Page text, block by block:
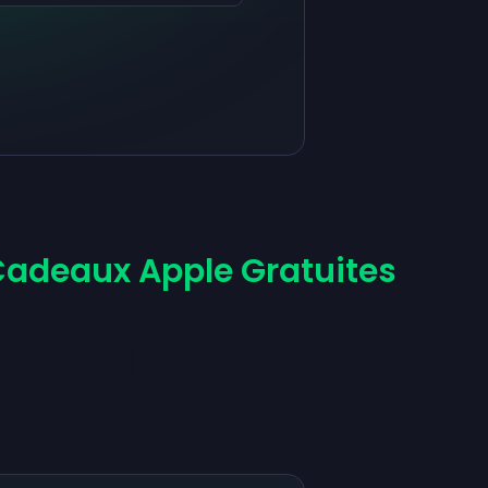
Apple Gratuites